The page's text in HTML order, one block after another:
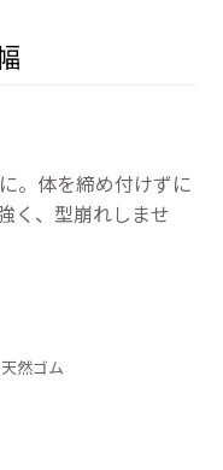
。体を締め付けずに
く、型崩れしませ
然ゴム